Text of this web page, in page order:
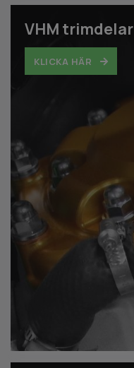
VHM trimdelar
KLICKA HÄR